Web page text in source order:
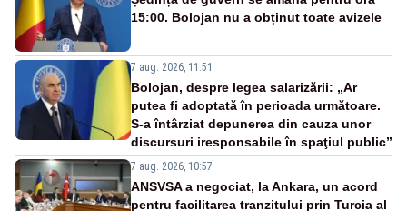
15:00. Bolojan nu a obținut toate avizele
7 aug. 2026, 11:51
Bolojan, despre legea salarizării: „Ar
putea fi adoptată în perioada următoare.
S-a întârziat depunerea din cauza unor
discursuri iresponsabile în spaţiul public”
7 aug. 2026, 10:57
ANSVSA a negociat, la Ankara, un acord
pentru facilitarea tranzitului prin Turcia al